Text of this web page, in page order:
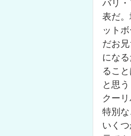
バリ
表だ
ット
だお
にな
るこ
と思
クー
特別な
いく